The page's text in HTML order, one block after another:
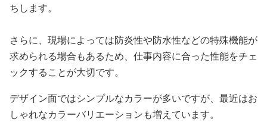
ちします。
さらに、現場によっては防炎性や防水性などの特殊機能が
求められる場合もあるため、仕事内容に合った性能をチェ
ックすることが大切です。
デザイン面ではシンプルなカラーが多いですが、最近はお
しゃれなカラーバリエーションも増えています。